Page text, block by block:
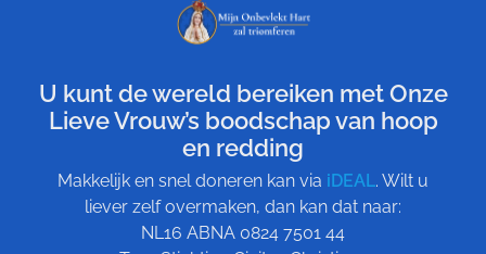
U kunt de wereld bereiken met Onze
Lieve Vrouw’s boodschap van hoop
en redding
Makkelijk en snel doneren kan via iDEAL. Wilt u
liever zelf overmaken, dan kan dat naar:
NL16 ABNA 0824 7501 44